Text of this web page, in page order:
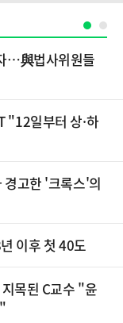
…與법사위원들
"12일부터 상·하
고한 '크록스'의
이후 첫 40도
목된 C교수 "윤